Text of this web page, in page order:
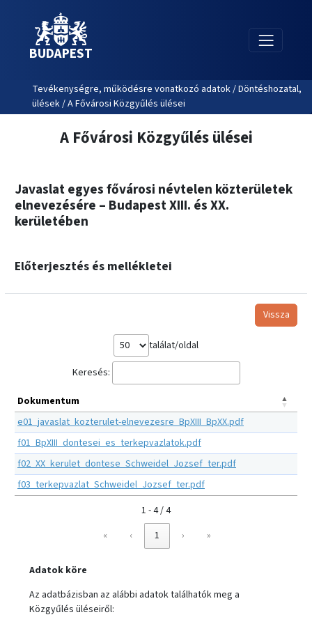
BUDAPEST
Tevékenységre, működésre vonatkozó adatok / Döntéshozatal,
ülések / A Fővárosi Közgyűlés ülései
A Fővárosi Közgyűlés ülései
Javaslat egyes fővárosi névtelen közterületek
elnevezésére – Budapest XIII. és XX.
kerületében
Előterjesztés és mellékletei
Vissza
találat/oldal
Keresés:
Dokumentum
e01_javaslat_kozterulet-elnevezesre_BpXIII_BpXX.pdf
f01_BpXIII_dontesei_es_terkepvazlatok.pdf
f02_XX_kerulet_dontese_Schweidel_Jozsef_ter.pdf
f03_terkepvazlat_Schweidel_Jozsef_ter.pdf
1 - 4 / 4
«
‹ 1 › »
Adatok köre
Az adatbázisban az alábbi adatok találhatók meg a
Közgyűlés üléseiről: